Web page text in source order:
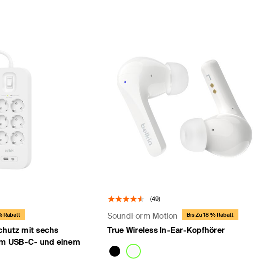
Rabatt
mit sechs
USB-C- und einem
(49)
SoundForm Motion Bis Zu 18 % Rabatt
True Wireless In-Ear-Kopfhörer